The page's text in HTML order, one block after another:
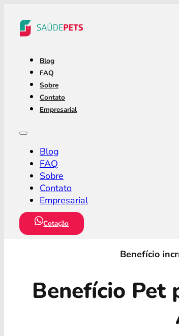
Blog
FAQ
Sobre
Contato
Empresarial
Blog
FAQ
Sobre
Contato
Empresarial
Cotação
Benefício
Benefício Pet